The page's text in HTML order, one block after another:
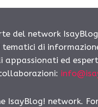
del network
di
ed
IsayBlog! network.